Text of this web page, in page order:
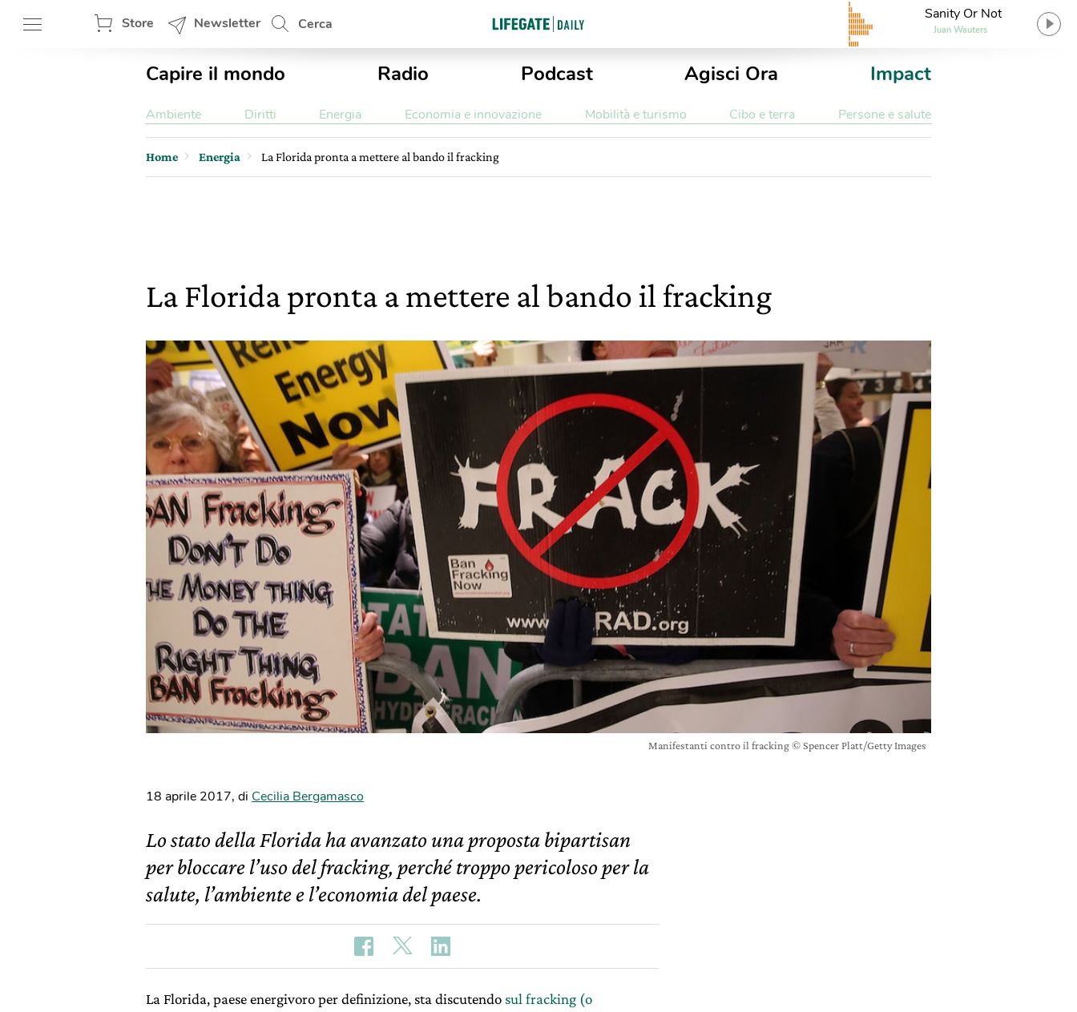
Store Newsletter Cerca
Sanity Or Not
Juan Wauters
Capire il mondo Radio Podcast Agisci Ora Impact
Ambiente Diritti Energia Economia e innovazione Mobilità e turismo Cibo e terra Persone e salute
Home Energia La Florida pronta a mettere al bando il fracking
La Florida pronta a mettere al bando il fracking
Manifestanti contro il fracking © Spencer Platt/Getty Images
18 aprile 2017, di Cecilia Bergamasco
Lo stato della Florida ha avanzato una proposta bipartisan
per bloccare l’uso del fracking, perché troppo pericoloso per la
salute, l’ambiente e l’economia del paese.
La Florida, paese energivoro per definizione, sta discutendo sul fracking (o